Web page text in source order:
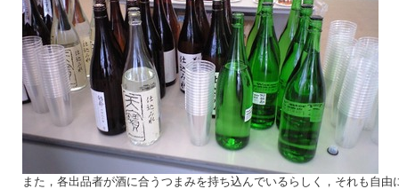
また，各出品者が酒に合うつまみを持ち込んでいるらしく，それも自由